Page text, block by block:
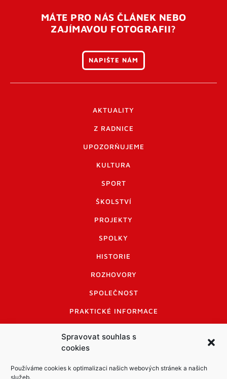
Spravovat souhlas s
cookies
Používáme cookies k optimalizaci našich webových stránek a našich
služeb.
otevření tohoto odkazu se váš účet ověří a můžete se
přihlásit. Nezapomeňte zkontrolovat složku SPAM ve
MÁTE PRO NÁS ČLÁNEK NEBO
ZAJÍMAVOU FOTOGRAFII?
NAPIŠTE NÁM
AKTUALITY
Z RADNICE
UPOZORŇUJEME
KULTURA
SPORT
ŠKOLSTVÍ
PROJEKTY
SPOLKY
HISTORIE
ROZHOVORY
SPOLEČNOST
PRAKTICKÉ INFORMACE
INFORMACE A KODEX DISKUTUJÍCÍCH
LOGO A LOGO MANUÁL